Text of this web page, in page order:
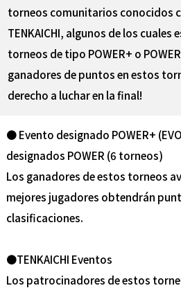
torneos comunitarios conocidos
TENKAICHI, algunos de los
torneos de tipo POWER+ o
ganadores de puntos en estos
derecho a luchar en la final!
● Evento designado POWER+
designados POWER (6 torneos)
Los ganadores de estos torneos
mejores jugadores obtendrán
clasificaciones.
●TENKAICHI Eventos
Los patrocinadores de estos